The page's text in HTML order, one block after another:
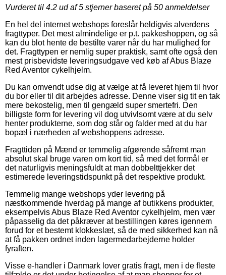
Vurderet til 4.2 ud af 5 stjerner baseret på 50 anmeldelser
En hel del internet webshops foreslår heldigvis alverdens
fragttyper. Det mest almindelige er p.t. pakkeshoppen, og så
kan du blot hente de bestilte varer når du har mulighed for
det. Fragttypen er nemlig super praktisk, samt ofte også den
mest prisbevidste leveringsudgave ved køb af Abus Blaze
Red Aventor cykelhjelm.
Du kan omvendt udse dig at vælge at få leveret hjem til hvor
du bor eller til dit arbejdes adresse. Denne viser sig tit en tak
mere bekostelig, men til gengæld super smertefri. Den
billigste form for levering vil dog utvivlsomt være at du selv
henter produkterne, som dog står og falder med at du har
bopæl i nærheden af webshoppens adresse.
Fragttiden på Mænd er temmelig afgørende såfremt man
absolut skal bruge varen om kort tid, så med det formål er
det naturligvis meningsfuldt at man dobbelttjekker det
estimerede leveringstidspunkt på det respektive produkt.
Temmelig mange webshops yder levering på
næstkommende hverdag på mange af butikkens produkter,
eksempelvis Abus Blaze Red Aventor cykelhjelm, men vær
påpasselig da det påkræver at bestillingen køres igennem
forud for et bestemt klokkeslæt, så de med sikkerhed kan nå
at få pakken ordnet inden lagermedarbejderne holder
fyraften.
Visse e-handler i Danmark lover gratis fragt, men i de fleste